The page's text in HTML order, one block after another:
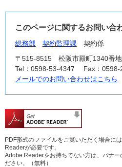
このページに関するお問い合
総務部 契約監理課
契約係
〒515-8515
松阪市殿町1340番地
Tel：0598-53-4347
Fax：0598-
メールでのお問い合わせはこちら
PDF形式のファイルをご覧いただく場合に
Readerが必要です。
Adobe Readerをお持ちでない方は、バナー
ださい。（無料）